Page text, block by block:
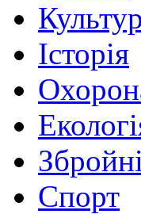
Історія
Спорт